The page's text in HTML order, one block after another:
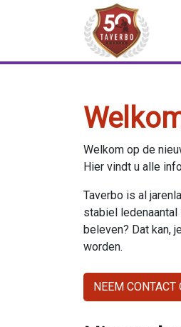
Welkom op de
Hier vindt u alle
Taverbo is al
stabiel
beleven? Dat kan,
worden.
NEEM CONTACT